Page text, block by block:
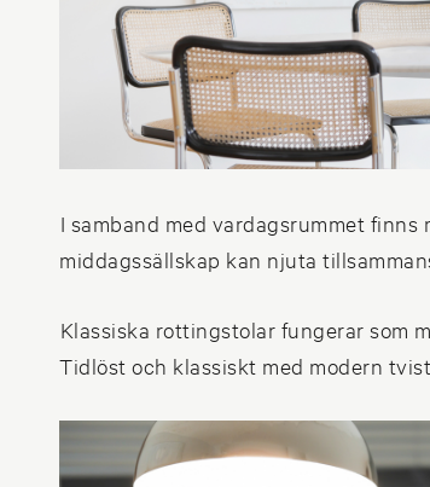
I samband med vardagsrummet
middagssällskap kan njuta
Klassiska rottingstolar fungerar som
Tidlöst och klassiskt med modern